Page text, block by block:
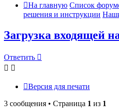
На главную Список
решения и инструкции
Загрузка входящей
Ответить
Версия для печати
3 сообщения • Страница 1 из 1